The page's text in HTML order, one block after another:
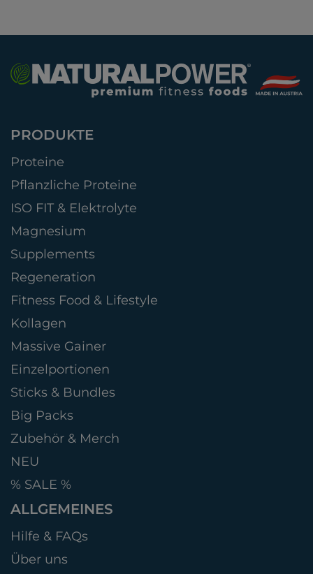
PRODUKTE
Proteine
Pflanzliche Proteine
ISO FIT & Elektrolyte
Magnesium
Supplements
Regeneration
Fitness Food & Lifestyle
Kollagen
Massive Gainer
Einzelportionen
Sticks & Bundles
Big Packs
Zubehör & Merch
NEU
% SALE %
ALLGEMEINES
Hilfe & FAQs
Über uns